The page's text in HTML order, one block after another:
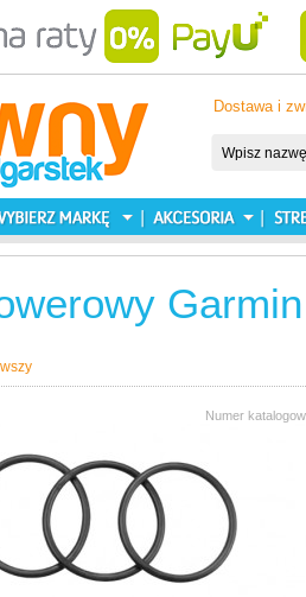
Dostawa i
Numer